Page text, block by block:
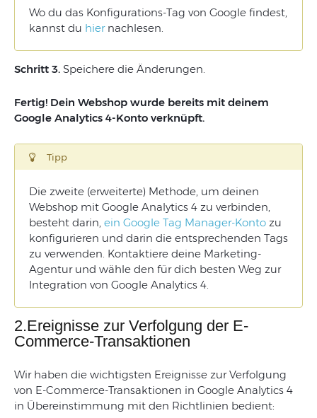
Wo du das Konfigurations-Tag von Google findest,
kannst du hiernachlesen.
Schritt 3. Speichere die Änderungen.
Fertig! Dein Webshop wurde bereits mit deinem
Google Analytics 4-Konto verknüpft.
Tipp
Die zweite (erweiterte) Methode, um deinen
Webshop mit Google Analytics 4 zu verbinden,
besteht darin, ein Google Tag Manager-Konto zu
konfigurieren und darin die entsprechenden Tags
zu verwenden. Kontaktiere deine Marketing-
Agentur und wähle den für dich besten Weg zur
Integration von Google Analytics 4.
2.Ereignisse zur Verfolgung der E-
Commerce-Transaktionen
Wir haben die wichtigsten Ereignisse zur Verfolgung
von E-Commerce-Transaktionen in Google Analytics 4
in Übereinstimmung mit den Richtlinien bedient: